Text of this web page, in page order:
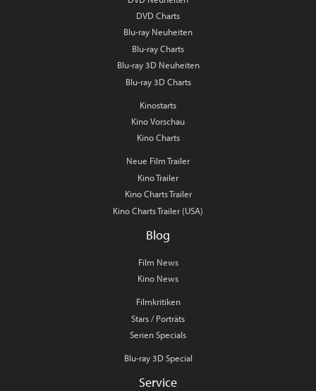
DVD Charts
Blu-ray Neuheiten
Blu-ray Charts
Blu-ray 3D Neuheiten
Blu-ray 3D Charts
Kinostarts
Kino Vorschau
Kino Charts
Neue Film Trailer
Kino Trailer
Kino Charts Trailer
Kino Charts Trailer (USA)
Blog
Film News
Kino News
Filmkritiken
Stars / Porträts
Serien Specials
Blu-ray 3D Special
Service